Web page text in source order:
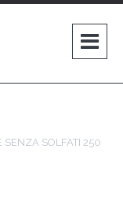
SENZA SOLFATI 250